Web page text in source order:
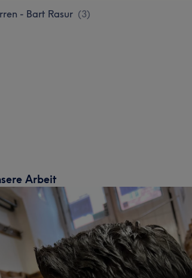
- Bart Rasur (3)
Arbeit